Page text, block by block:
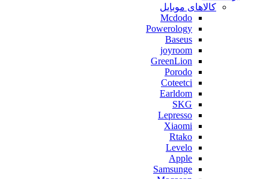
کالاهای موبایل
Mcdodo
Powerology
Baseus
joyroom
GreenLion
Porodo
Coteetci
Earldom
SKG
Lepresso
Xiaomi
Rtako
Levelo
Apple
Samsunge